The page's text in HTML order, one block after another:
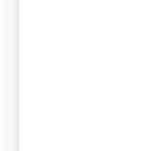
Grossesse,
Si vous êtes
avant de prendre ce
Ce médicament peut
Conduite de
CACIT 1000 mg,
du jaune orangé
1, 36 mg de
moins de 1